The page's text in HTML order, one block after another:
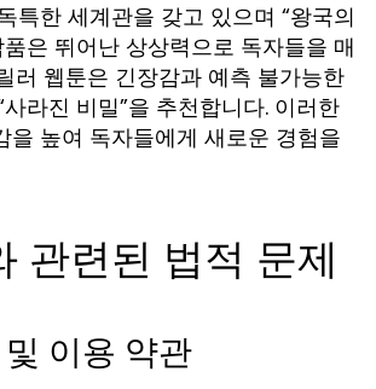
특한 세계관을 갖고 있으며 “왕국의
은 뛰어난 상상력으로 독자들을 매
러 웹툰은 긴장감과 예측 불가능한
라진 비밀”을 추천합니다. 이러한
을 높여 독자들에게 새로운 경험을
관련된 법적 문제
이용 약관